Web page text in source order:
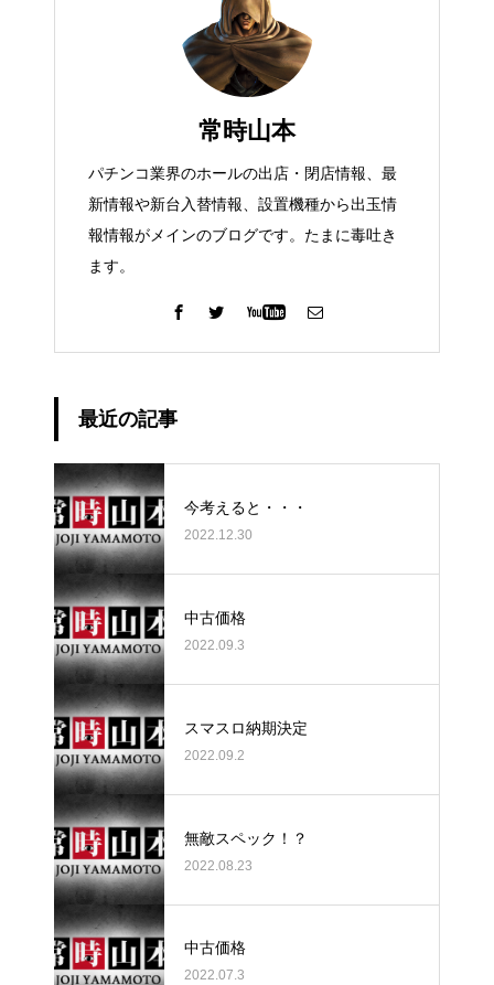
常時山本
パチンコ業界のホールの出店・閉店情報、最
新情報や新台入替情報、設置機種から出玉情
報情報がメインのブログです。たまに毒吐き
ます。
最近の記事
今考えると・・・
2022.12.30
中古価格
2022.09.3
スマスロ納期決定
2022.09.2
無敵スペック！？
2022.08.23
中古価格
2022.07.3